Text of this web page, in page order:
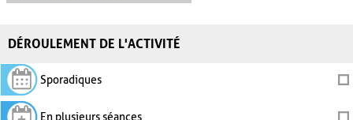
DÉROULEMENT DE L'ACTIVITÉ
Sporadiques
En plusieurs séances